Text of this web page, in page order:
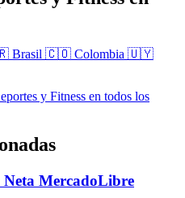
Brasil 🇨🇴 Colombia 🇺🇾
y Fitness en todos los
MercadoLibre